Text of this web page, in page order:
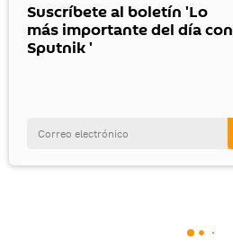
Suscríbete al boletín 'Lo
más importante del día con
Sputnik '